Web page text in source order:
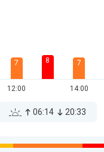
7
12:00
8 7
14:00
06:14 20:33